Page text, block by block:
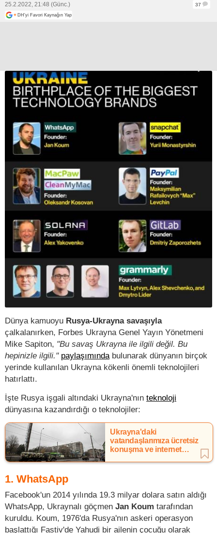
25.2.2022, 21:48 (Günc.)
37
+ DH'yi Favori Kaynağın Yap
Dünya kamuoyu Rusya-Ukrayna savaşıyla
çalkalanırken, Forbes Ukrayna Genel Yayın Yönetmeni
Mike Sapiton, "Bu savaş Ukrayna ile ilgili değil. Bu
hepinizle ilgili." paylaşımındabulunarak dünyanın birçok
yerinde kullanılan Ukrayna kökenli önemli teknolojileri
hatırlattı.
İşte Rusya işgali altındaki Ukrayna'nın teknoloji
dünyasına kazandırdığı o teknolojiler:
Ukrayna'daki
vatandaşlarımıza ücretsiz
konuşma ve internet
1. WhatsApp
Facebook'un 2014 yılında 19.3 milyar dolara satın aldığı
WhatsApp, Ukraynalı göçmen Jan Koum tarafından
kuruldu. Koum, 1976'da Rusya'nın askeri operasyon
başlattığı Fastiv'de Yahudi bir ailenin çocuğu olarak